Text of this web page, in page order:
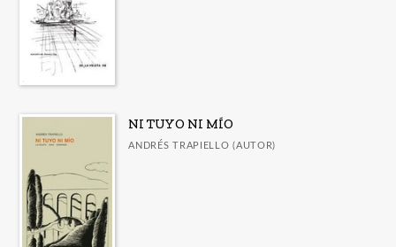
Comares * Facsímil
Comares * Historia
Comares * Literatura
La Veleta - Poesía
La Veleta - Prosa
LV - Literatura Árabe Contemporánea
LV - Poesía
NI TUYO NI MÍO
ANDRÉS TRAPIELLO (AUTOR)